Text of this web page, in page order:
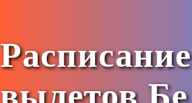
Расписание